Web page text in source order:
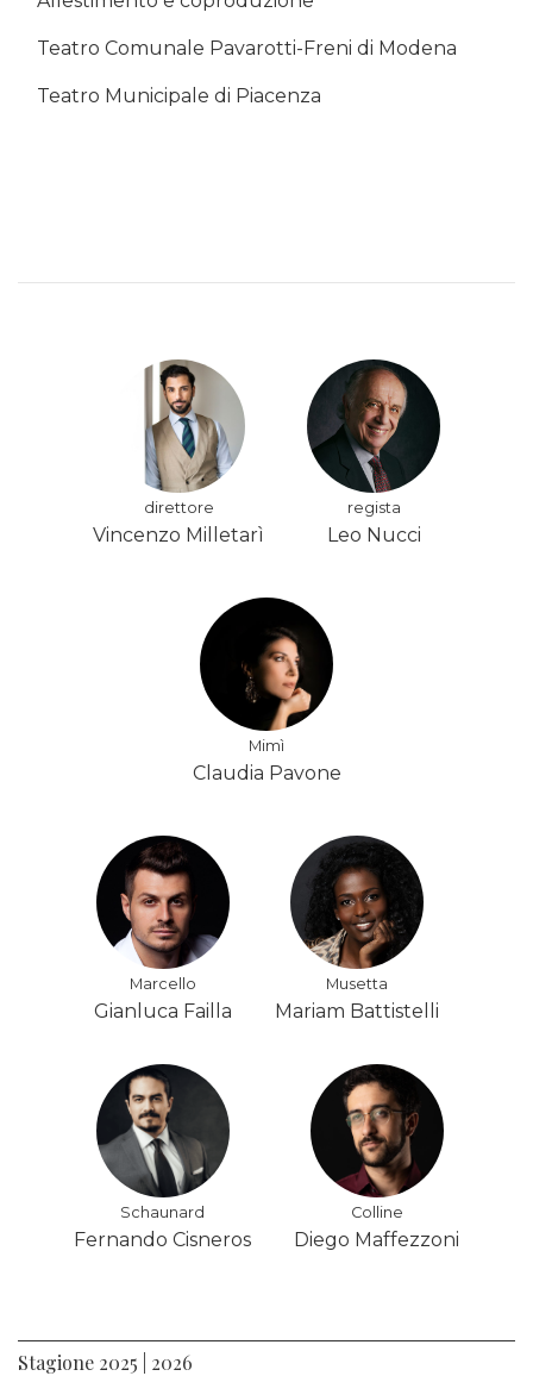
Teatro Comunale Pavarotti-Freni di Modena
Teatro Municipale di Piacenza
direttore
Vincenzo Milletarì
regista
Leo Nucci
Mimì
Claudia Pavone
Marcello
Gianluca Failla
Musetta
Mariam Battistelli
Schaunard
Fernando Cisneros
Colline
Diego Maffezzoni
Stagione 2025 | 2026